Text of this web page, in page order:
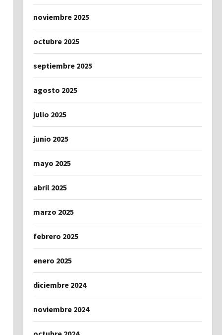
noviembre 2025
octubre 2025
septiembre 2025
agosto 2025
julio 2025
junio 2025
mayo 2025
abril 2025
marzo 2025
febrero 2025
enero 2025
diciembre 2024
noviembre 2024